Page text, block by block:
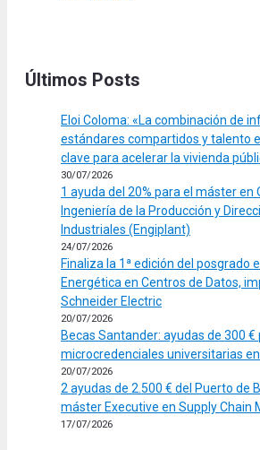
Últimos Posts
Eloi Coloma: «La combinación de
estándares compartidos y talento
clave para acelerar la vivienda
30/07/2026
1 ayuda del 20% para el máster en
Ingeniería de la Producción y
Industriales (Engiplant)
24/07/2026
Finaliza la 1ª edición del posgrado
Energética en Centros de Datos,
Schneider Electric
20/07/2026
Becas Santander: ayudas de 300 €
microcredenciales universitarias en
20/07/2026
2 ayudas de 2.500 € del Puerto de
máster Executive en Supply Chain
17/07/2026